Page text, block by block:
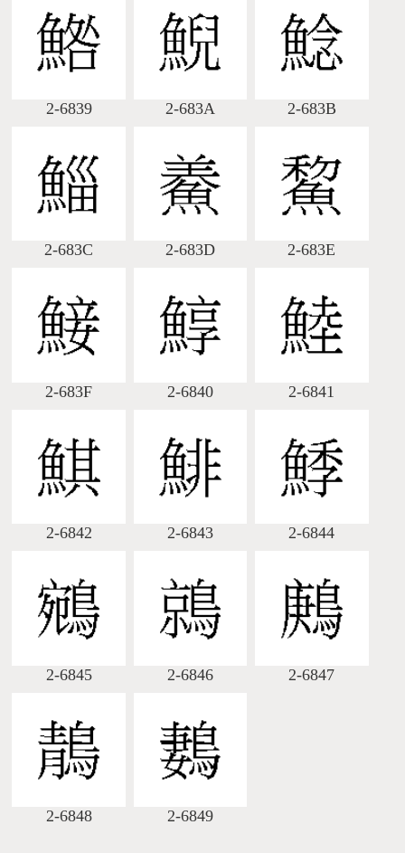
2-6839 2-683A 2-683B
2-683C 2-683D 2-683E
2-683F 2-6840 2-6841
2-6842 2-6843 2-6844
2-6845 2-6846 2-6847
2-6848 2-6849